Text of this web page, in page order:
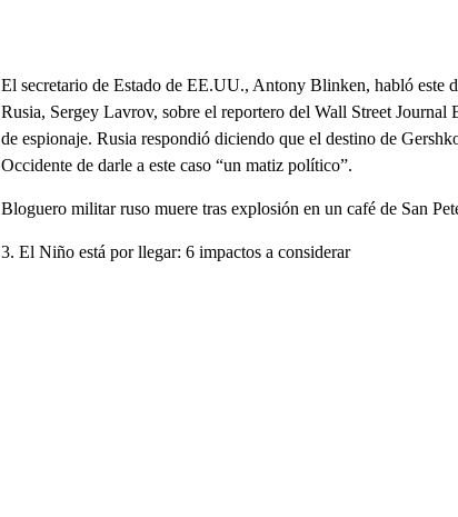
El secretario de Estado de EE.UU., Antony Blinken, habló este
Rusia, Sergey Lavrov, sobre el reportero del Wall Street
de espionaje. Rusia respondió diciendo que el destino de
Occidente de darle a este caso “un matiz político”.
Bloguero militar ruso muere tras explosión en un café de San
3. El Niño está por llegar: 6 impactos a considerar